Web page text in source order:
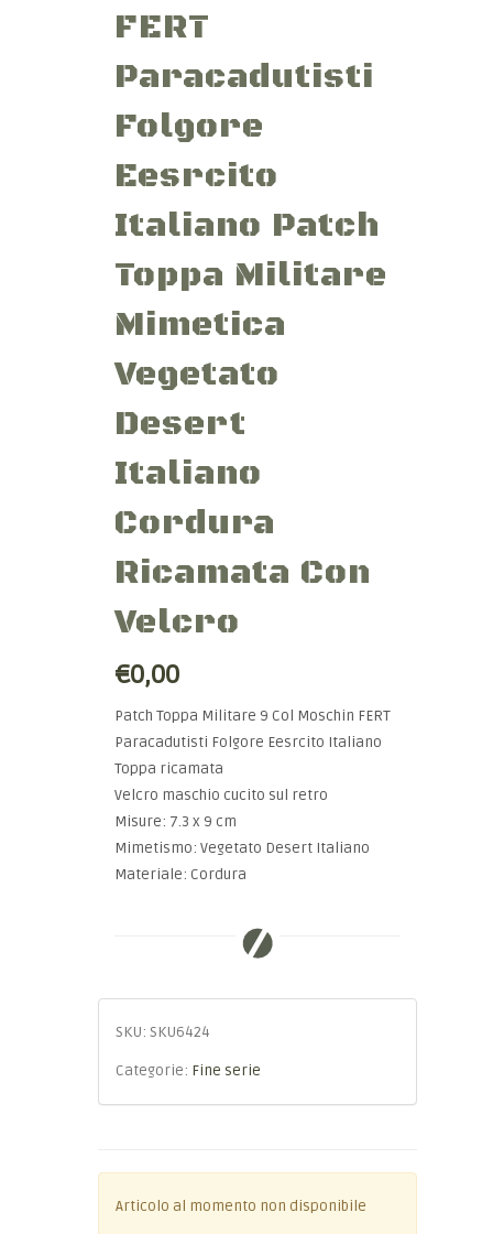
FERT
Paracadutisti
Folgore
Eesrcito
Italiano Patch
Toppa Militare
Mimetica
Vegetato
Desert
Italiano
Cordura
Ricamata Con
Velcro
€0,00
Patch Toppa Militare 9 Col Moschin FERT
Paracadutisti Folgore Eesrcito Italiano
Toppa ricamata
Velcro maschio cucito sul retro
Misure: 7.3 x 9 cm
Mimetismo: Vegetato Desert Italiano
Materiale: Cordura
SKU: SKU6424
Categorie: Fine serie
Articolo al momento non disponibile